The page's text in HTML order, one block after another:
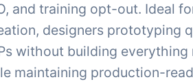
and training opt-out. Ideal
designers prototyping
without building
maintaining production-